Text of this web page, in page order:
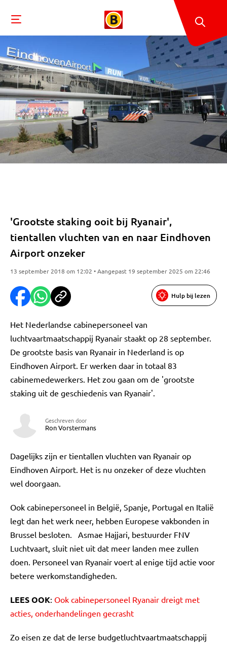
'Grootste staking ooit bij Ryanair',
tientallen vluchten van en naar Eindhoven
Airport onzeker
13 september 2018 om 12:02 • Aangepast 19 september 2025 om 22:46
Hulp bij lezen
Het Nederlandse cabinepersoneel van
luchtvaartmaatschappij Ryanair staakt op 28 september.
De grootste basis van Ryanair in Nederland is op
Eindhoven Airport. Er werken daar in totaal 83
cabinemedewerkers. Het zou gaan om de 'grootste
staking uit de geschiedenis van Ryanair'.
Geschreven door
Ron Vorstermans
Dagelijks zijn er tientallen vluchten van Ryanair op
Eindhoven Airport. Het is nu onzeker of deze vluchten
wel doorgaan.
Ook cabinepersoneel in België, Spanje, Portugal en Italië
legt dan het werk neer, hebben Europese vakbonden in
Brussel besloten. Asmae Hajjari, bestuurder FNV
Luchtvaart, sluit niet uit dat meer landen mee zullen
doen. Personeel van Ryanair voert al enige tijd actie voor
betere werkomstandigheden.
LEES OOK: Ook cabinepersoneel Ryanair dreigt met
acties, onderhandelingen gecrasht
Zo eisen ze dat de Ierse budgetluchtvaartmaatschappij